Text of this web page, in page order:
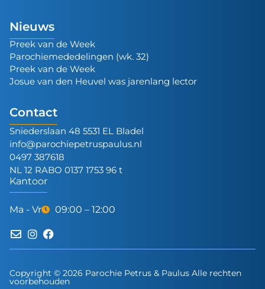
Nieuws
Preek van de Week
Parochiemededelingen (wk. 32)
Preek van de Week
Josue van den Heuvel was jarenlang lector
Contact
Sniederslaan 48 5531 EL Bladel
info@parochiepetruspaulus.nl
0497 387618
NL 12 RABO 0137 1753 96 t
Kantoor
Ma - Vr 09:00 – 12:00
Copyright © 2026 Parochie Petrus & Paulus Alle rechten
voorbehouden